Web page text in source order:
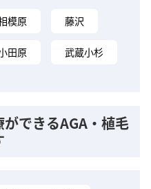
模原 藤沢
田原 武蔵小杉
できるAGA・植毛